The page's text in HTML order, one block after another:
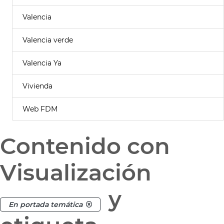
Valencia
Valencia verde
Valencia Ya
Vivienda
Web FDM
Contenido con
Visualización
En portada temática
y